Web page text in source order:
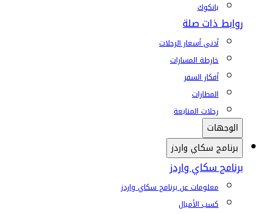
بانكوك
روابط ذات صلة
أدنى أسعار الرحلات
خارطة المسارات
أفكار السفر
المطارات
رحلات المتابعة
الوجهات
برنامج سكاي واردز
برنامج سكاي واردز
معلومات عن برنامج سكاي واردز
كسب الأميال